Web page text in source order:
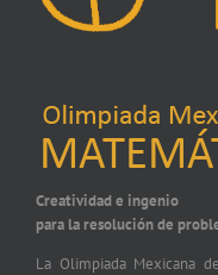
Creatividad e ingenio
para la resolución de
La Olimpiada Mexicana